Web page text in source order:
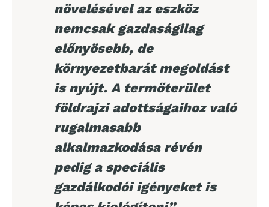
növelésével az eszköz
nemcsak gazdaságilag
előnyösebb, de
környezetbarát megoldást
is nyújt. A termőterület
földrajzi adottságaihoz való
rugalmasabb
alkalmazkodása révén
pedig a speciális
gazdálkodói igényeket is